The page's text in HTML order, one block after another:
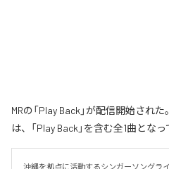
MRの「Play Back」が配信開始され
は、「Play Back」を含む全1曲となっ
沖縄を拠点に活動するシンガーソングラ